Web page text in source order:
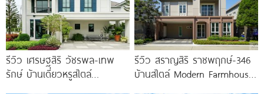
รีวิว เศรษฐสิริ วัชรพล-เทพ
รักษ์ บ้านเดี่ยวหรูสไตล์
รีวิว สราญสิริ ราชพฤกษ์-346
บ้านสไตล์ Modern Farmhouse​